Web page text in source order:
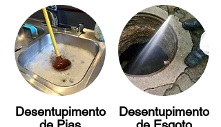
Desentupimento
Desentupimento